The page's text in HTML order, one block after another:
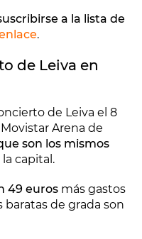
a la lista de
.
de Leiva en
de Leiva el 8
Arena de
son los mismos
capital.
49 euros más gastos
de grada son